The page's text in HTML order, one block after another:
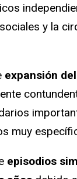
y la
expansión
muy
episodios